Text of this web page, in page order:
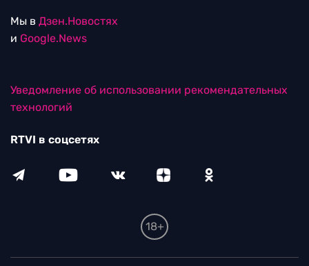
Мы в Дзен.Новостях
и Google.News
Уведомление об использовании рекомендательных
технологий
RTVI в соцсетях
18+